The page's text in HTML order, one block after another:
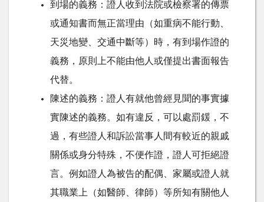
到場的義務：證人收到法院或檢察署的傳票
或通知書而無正當理由（如重病不能行動、
天災地變、交通中斷等）時，有到場作證的
義務，原則上不能由他人或僅提出書面報告
代替。
陳述的義務：證人有就他曾經見聞的事實據
實陳述的義務。如有違反，可以處罰鍰，不
過，有些證人和訴訟當事人間有較近的親戚
關係或身分特殊，不便作證，證人可拒絕證
言。例如證人為被告的配偶、家屬或證人就
其職業上（如醫師、律師）等所知有關他人